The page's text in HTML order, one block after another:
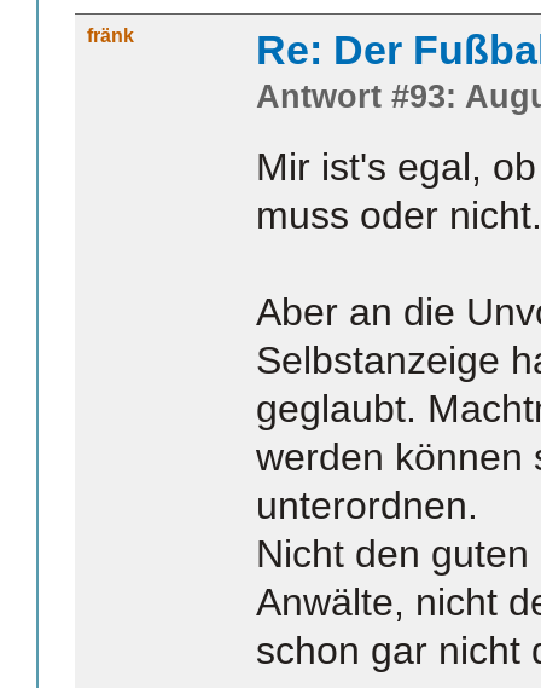
fränk Re: Der
Antwort #93:
Mir ist's egal,
muss oder nicht.
Aber an die
Selbstanzeige
geglaubt.
werden können
unterordnen.
Nicht den
Anwälte, nicht
schon gar nicht